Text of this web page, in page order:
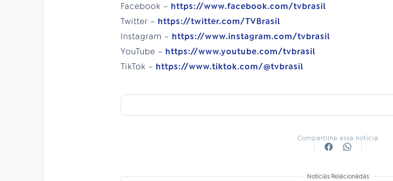
Facebook – https://www.facebook.com/tvbrasil
Twitter – https://twitter.com/TVBrasil
Instagram – https://www.instagram.com/tvbrasil
YouTube – https://www.youtube.com/tvbrasil
TikTok – https://www.tiktok.com/@tvbrasil
Compartilhe essa notícia
Notícias Relacionadas